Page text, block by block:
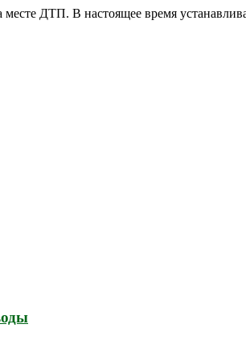
ДТП. В настоящее время